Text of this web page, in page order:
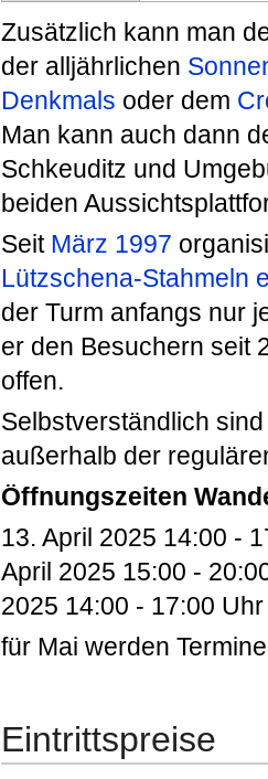
Zusätzlich kann man
der alljährlichen
Denkmals oder dem
Man kann auch dann
Schkeuditz und
beiden
Seit März 1997
Lützschena-Stahmeln
der Turm anfangs nur
er den Besuchern seit
offen.
Selbstverständlich
außerhalb der
Öffnungszeiten
13. April 2025 14:00 -
April 2025 15:00 -
2025 14:00 - 17:00
für Mai werden
Eintrittspreise